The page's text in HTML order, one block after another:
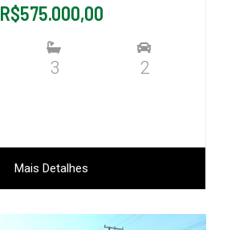
R$575.000,00
3 2
Mais Detalhes